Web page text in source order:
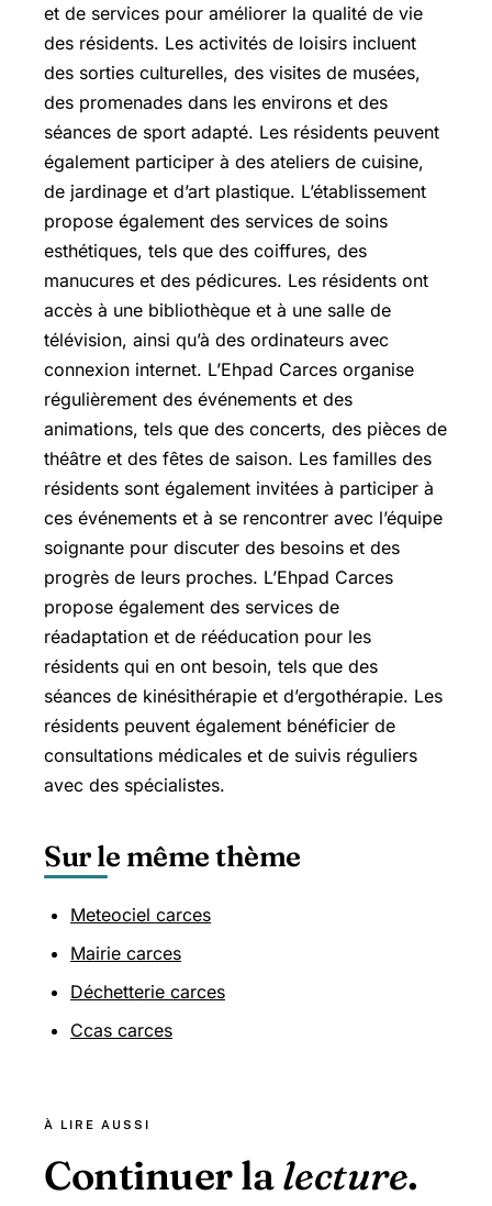
et de services pour améliorer la qualité de vie
des résidents. Les activités de loisirs incluent
des sorties culturelles, des visites de musées,
des promenades dans les environs et des
séances de sport adapté. Les résidents peuvent
également participer à des ateliers de cuisine,
de jardinage et d’art plastique. L’établissement
propose également des services de soins
esthétiques, tels que des coiffures, des
manucures et des pédicures. Les résidents ont
accès à une bibliothèque et à une salle de
télévision, ainsi qu’à des ordinateurs avec
connexion internet. L’Ehpad Carces organise
régulièrement des événements et des
animations, tels que des concerts, des pièces de
théâtre et des fêtes de saison. Les familles des
résidents sont également invitées à participer à
ces événements et à se rencontrer avec l’équipe
soignante pour discuter des besoins et des
progrès de leurs proches. L’Ehpad Carces
propose également des services de
réadaptation et de rééducation pour les
résidents qui en ont besoin, tels que des
séances de kinésithérapie et d’ergothérapie. Les
résidents peuvent également bénéficier de
consultations médicales et de suivis réguliers
avec des spécialistes.
Sur le même thème
Meteociel carces
Mairie carces
Déchetterie carces
Ccas carces
À LIRE AUSSI
Continuer lalecture.